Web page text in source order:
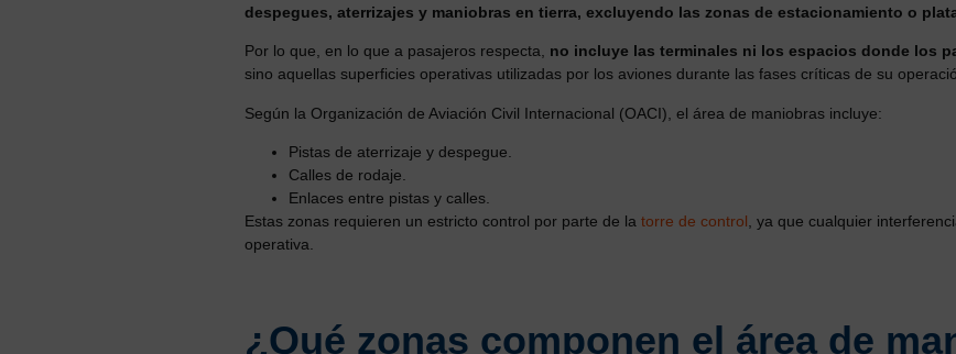
despegues, aterrizajes y maniobras en tierra, excluyendo las zonas de estacionamiento o
Por lo que, en lo que a pasajeros respecta, no incluye las terminales ni los espacios donde los
sino aquellas superficies operativas utilizadas por los aviones durante las fases críticas de su
Según la Organización de Aviación Civil Internacional (OACI), el área de maniobras incluye:
Pistas de aterrizaje y despegue.
Calles de rodaje.
Enlaces entre pistas y calles.
Estas zonas requieren un estricto control por parte de la torre de control, ya que cualquier
operativa.
¿Qué zonas componen el área de